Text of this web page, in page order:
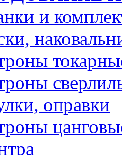
и
оправки